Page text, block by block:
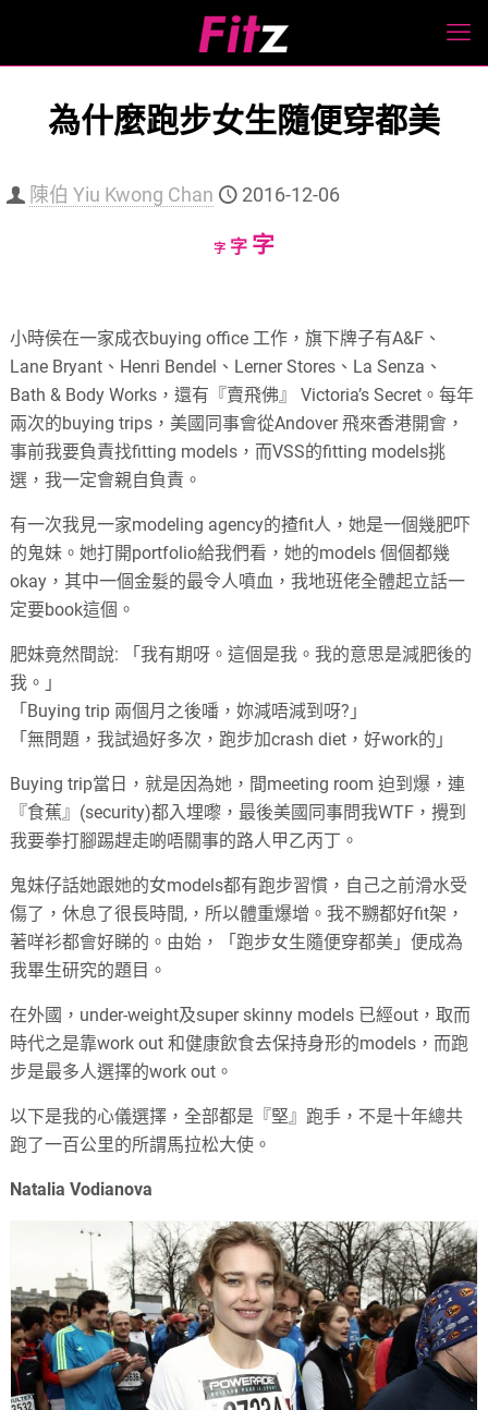
為什麼跑步女生隨便穿都美
陳伯 Yiu Kwong Chan 2016-12-06
字Decrease
字Reset
字Increase
小時侯在一家成衣buying office 工作，旗下牌子有A&F、
Lane Bryant、Henri Bendel、Lerner Stores、La Senza、
Bath & Body Works，還有『賣飛佛』 Victoria’s Secret。每年
兩次的buying trips，美國同事會從Andover 飛來香港開會，
事前我要負責找fitting models，而VSS的fitting models挑
選，我一定會親自負責。
有一次我見一家modeling agency的揸fit人，她是一個幾肥吓
的鬼妹。她打開portfolio給我們看，她的models 個個都幾
okay，其中一個金髮的最令人噴血，我地班佬全體起立話一
定要book這個。
肥妹竟然間說: 「我有期呀。這個是我。我的意思是減肥後的
我。」
「Buying trip 兩個月之後噃，妳減唔減到呀?」
「無問題，我試過好多次，跑步加crash diet，好work的」
Buying trip當日，就是因為她，間meeting room 迫到爆，連
『食蕉』(security)都入埋嚟，最後美國同事問我WTF，攪到
我要拳打腳踢趕走啲唔關事的路人甲乙丙丁。
鬼妹仔話她跟她的女models都有跑步習慣，自己之前滑水受
傷了，休息了很長時間,，所以體重爆增。我不嬲都好fit架，
著咩衫都會好睇的。由始，「跑步女生隨便穿都美」便成為
我畢生研究的題目。
在外國，under-weight及super skinny models 已經out，取而
時代之是靠work out 和健康飲食去保持身形的models，而跑
步是最多人選擇的work out。
以下是我的心儀選擇，全部都是『堅』跑手，不是十年總共
跑了一百公里的所謂馬拉松大使。
Natalia Vodianova